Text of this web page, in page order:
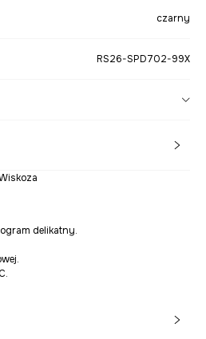
czarny
RS26-SPD702-99X
delikatny.